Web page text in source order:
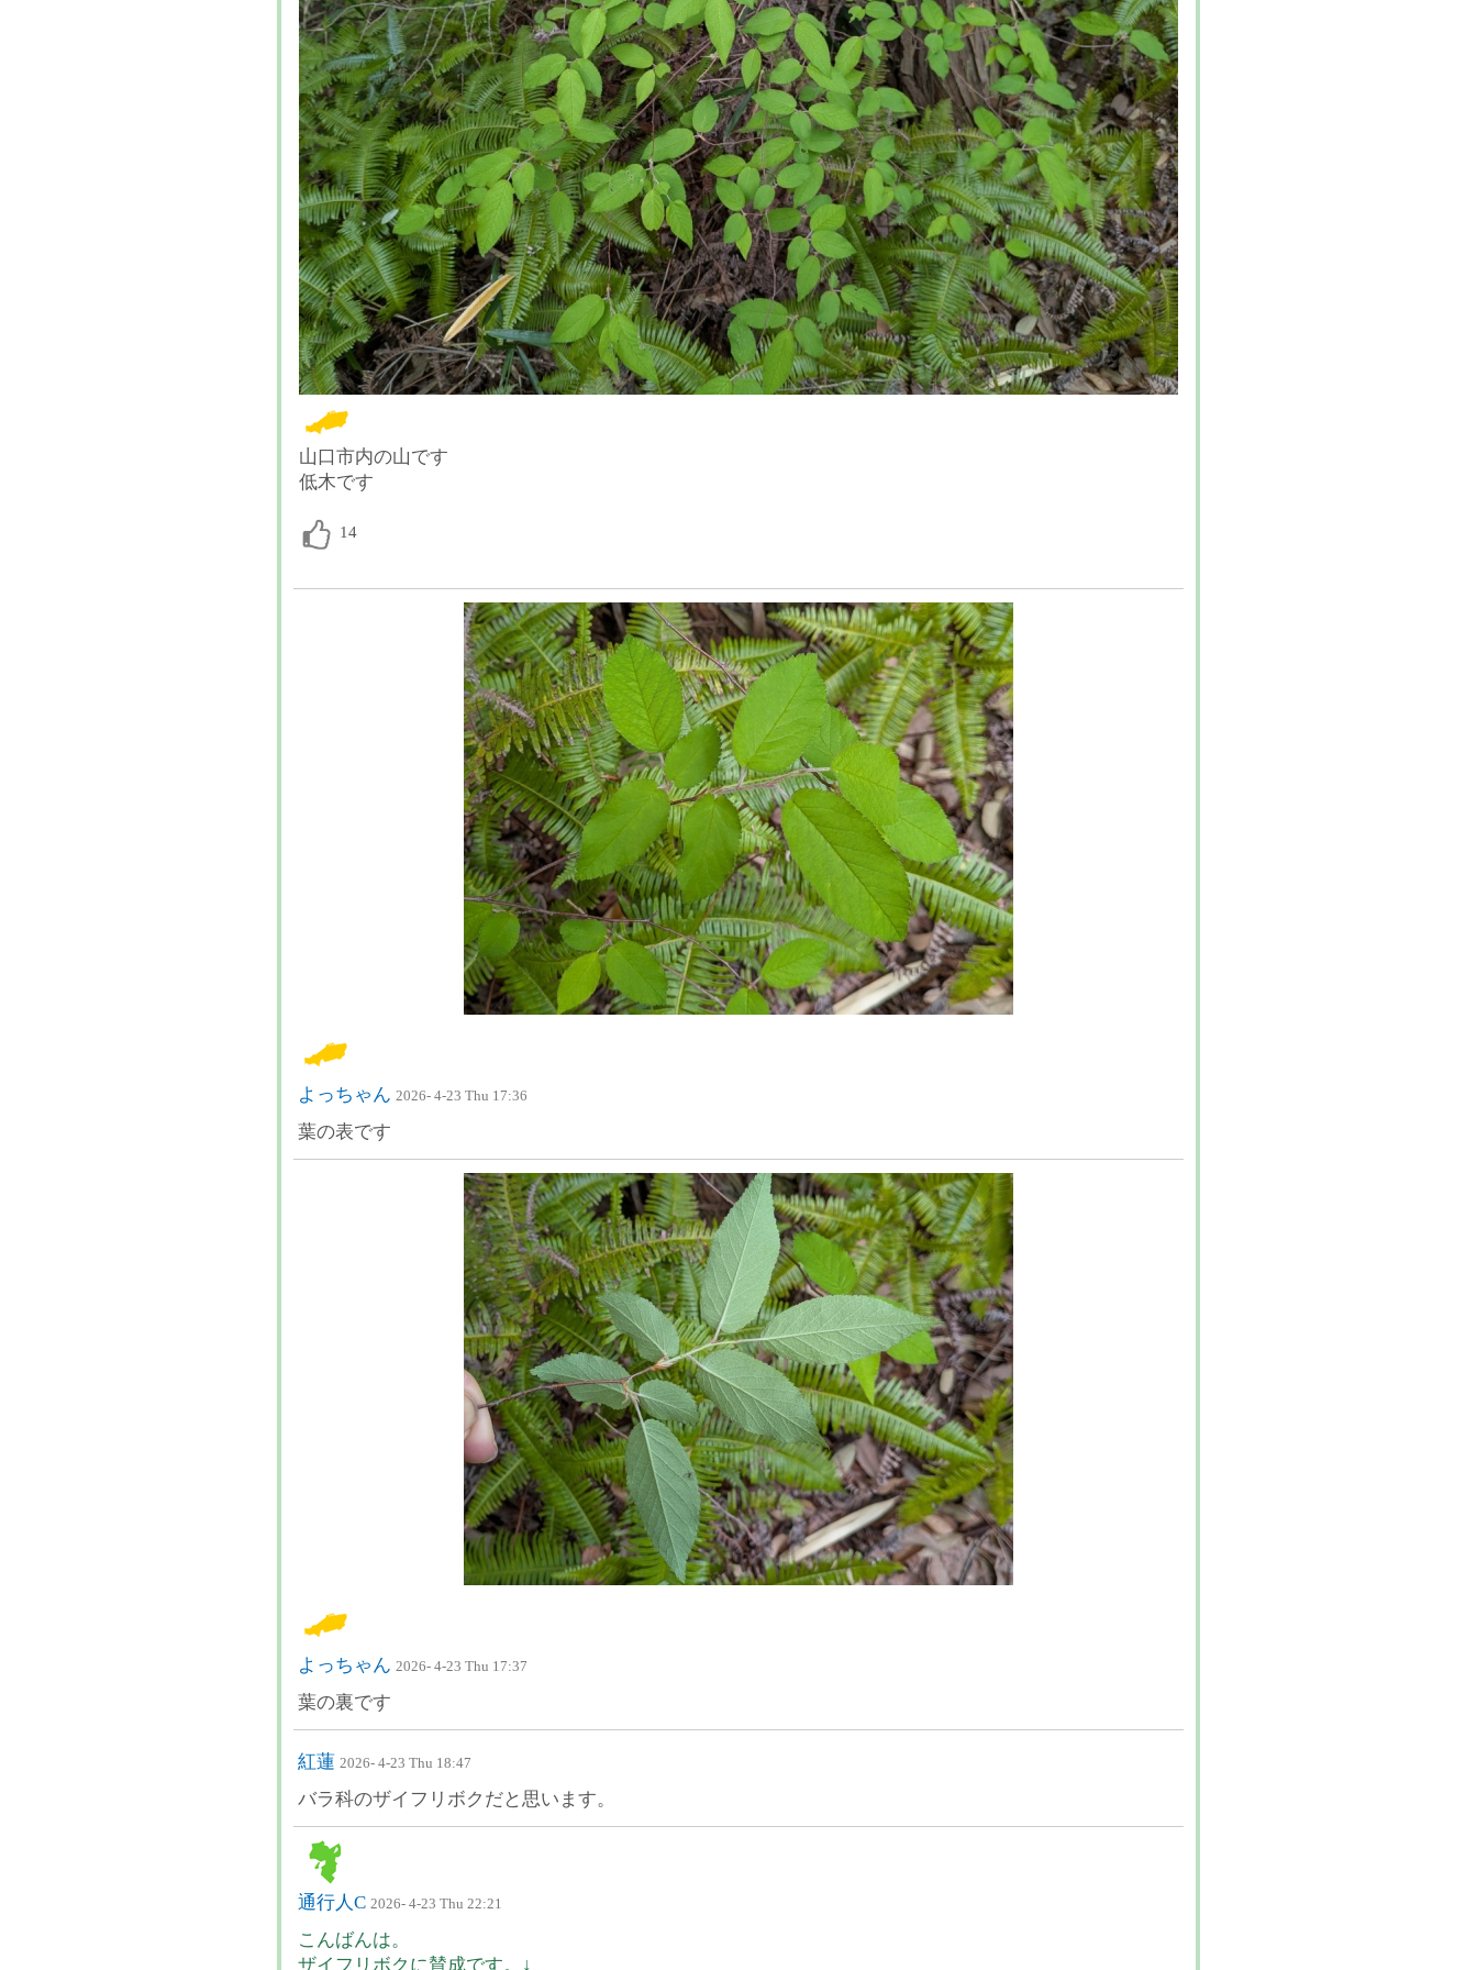
山口市内の山です
低木です
よっちゃん 2026- 4-23 Thu 17:36
葉の表です
よっちゃん 2026- 4-23 Thu 17:37
葉の裏です
紅蓮 2026- 4-23 Thu 18:47
バラ科のザイフリボクだと思います。
通行人C 2026- 4-23 Thu 22:21
こんばんは。
ザイフリボクに賛成です。↓